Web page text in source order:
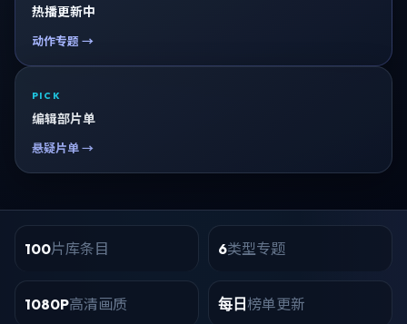
热播更新中
动作专题 →
PICK
编辑部片单
悬疑片单 →
100片库条目 6类型专题
1080P高清画质 每日 榜单更新